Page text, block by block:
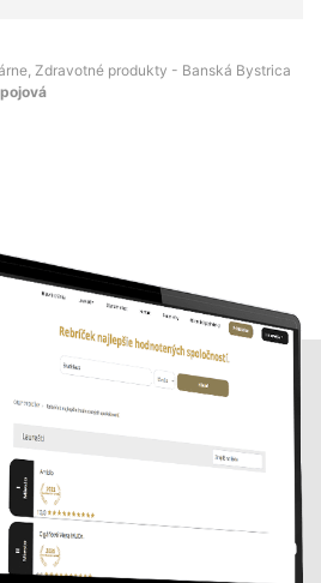
Zdravotné produkty - Banská Bystrica